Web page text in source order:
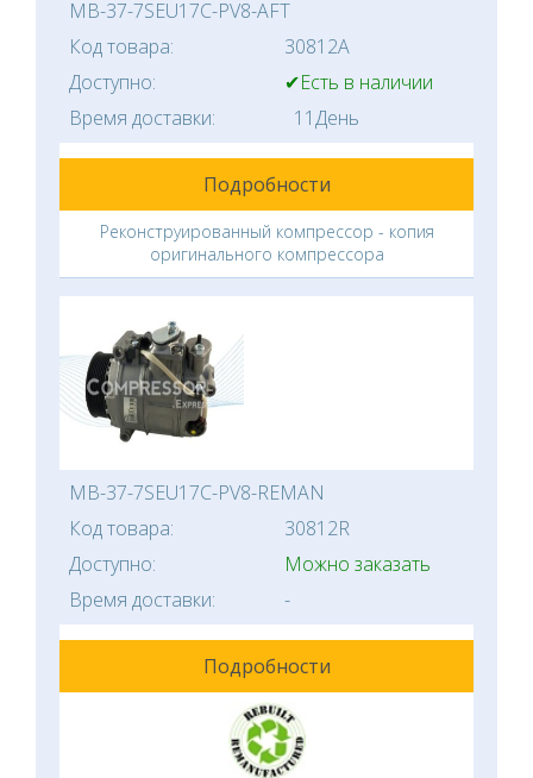
MB-37-7SEU17C-PV8-AFT
Код товара:
30812A
Доступно:
✔Есть в наличии
Время доставки:
11День
Подробности
Реконструированный компрессор - копия
оригинального компрессора
MB-37-7SEU17C-PV8-REMAN
Код товара:
30812R
Доступно:
Можно заказать
Время доставки:
-
Подробности